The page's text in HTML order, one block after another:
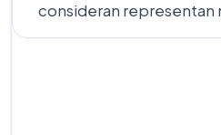
consideran representan